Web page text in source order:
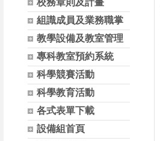
校務章則及計畫
組識成員及業務職掌
教學設備及教室管理
專科教室預約系統
科學競賽活動
科學教育活動
各式表單下載
設備組首頁